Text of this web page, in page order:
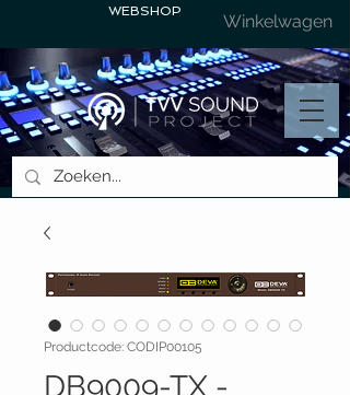
WEBSHOP Winkelwagen
Productcode: CODIP00105
DB9009-TX -